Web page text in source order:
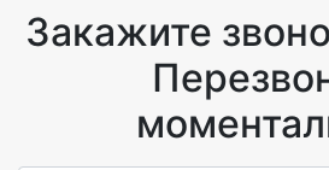
Закажите